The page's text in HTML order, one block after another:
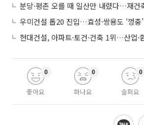
우미건설 톱20 진입…효성·쌍용도 ‘껑충’
좋아요
0
화나요
0
슬퍼요
0